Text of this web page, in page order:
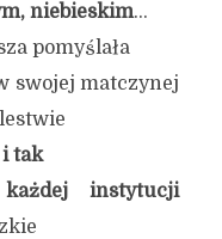
niebieskim…
pomyślała
swojej matczynej
tak
instytucji